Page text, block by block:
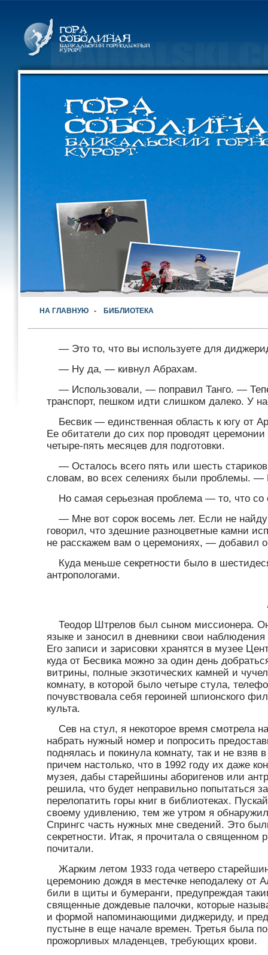
НА ГЛАВНУЮ - БИБЛИОТЕКА
— Это то, что вы используете для
— Ну да, — кивнул Абрахам.
— Использовали, — поправил Танго. —
транспорт, пешком идти слишком далеко. У
Бесвик — единственная область к югу от
Ее обитатели до сих пор проводят
четыре-пять месяцев для подготовки.
— Осталось всего пять или шесть
словам, во всех селениях были проблемы. —
Но самая серьезная проблема — то, что
— Мне вот сорок восемь лет. Если не
говорил, что здешние разноцветные камни
не расскажем вам о церемониях, — добавил
Куда меньше секретности было в
антропологами.
Теодор Штрелов был сыном миссионера.
языке и заносил в дневники свои
Его записи и зарисовки хранятся в музее
куда от Бесвика можно за один день
витрины, полные экзотических камней и
комнату, в которой было четыре стула,
почувствовала себя героиней шпионского
культа.
Сев на стул, я некоторое время смотрела
набрать нужный номер и попросить
поднялась и покинула комнату, так и не
причем настолько, что в 1992 году их даже
музея, дабы старейшины аборигенов или
решила, что будет неправильно попытаться
перелопатить горы книг в библиотеках.
своему удивлению, тем же утром я
Спрингс часть нужных мне сведений. Это
секретности. Итак, я прочитала о священном
почитали.
Жарким летом 1933 года четверо
церемонию дождя в местечке неподалеку от
били в щиты и бумеранги, предупреждая
священные дождевые палочки, которые
и формой напоминающими диджериду, и
пустыне в еще начале времен. Третья была
прожорливых младенцев, требующих крови.